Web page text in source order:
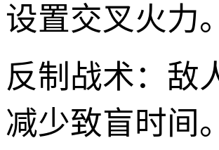
设置交叉火力。
反制战术：敌
减少致盲时间